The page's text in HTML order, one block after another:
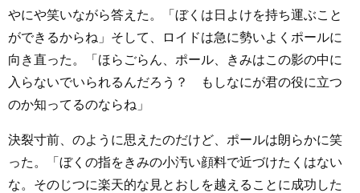
やにや笑いながら答えた。「ぼくは日よけを持ち運ぶこと
ができるからね」そして、ロイドは急に勢いよくポールに
向き直った。「ほらごらん、ポール、きみはこの影の中に
入らないでいられるんだろう？ もしなにが君の役に立つ
のか知ってるのならね」
決裂寸前、のように思えたのだけど、ポールは朗らかに笑
った。「ぼくの指をきみの小汚い顔料で近づけたくはない
な。そのじつに楽天的な見とおしを越えることに成功した